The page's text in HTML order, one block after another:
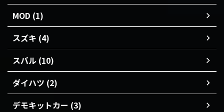
MOD (1)
スズキ (4)
スバル (10)
ダイハツ (2)
デモキットカー (3)